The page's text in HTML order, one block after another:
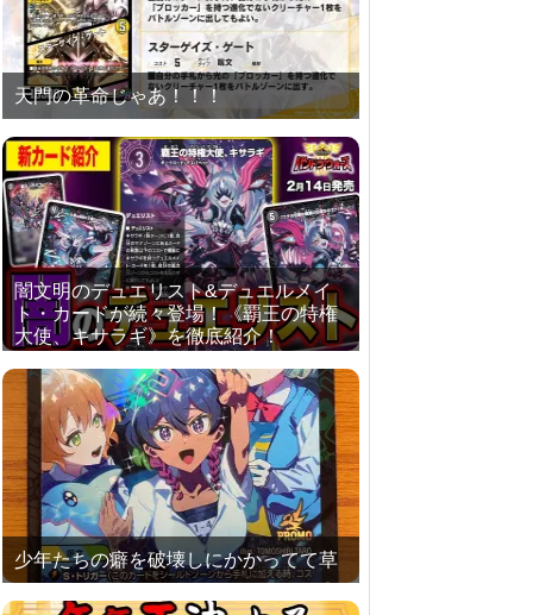
天門の革命じゃあ！！！
闇文明のデュエリスト&デュエルメイ
ト・カードが続々登場！《覇王の特権
大使、キサラギ》を徹底紹介！
少年たちの癖を破壊しにかかってて草